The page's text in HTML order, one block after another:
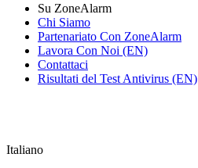
Su ZoneAlarm
Chi Siamo
Partenariato Con ZoneAlarm
Lavora Con Noi (EN)
Contattaci
Risultati del Test Antivirus (EN)
Italiano